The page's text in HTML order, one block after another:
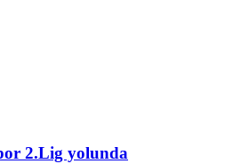
2.Lig yolunda